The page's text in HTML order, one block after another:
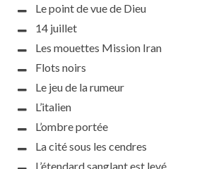
Le point de vue de Dieu
14 juillet
Les mouettes Mission Iran
Flots noirs
Le jeu de la rumeur
L’italien
L’ombre portée
La cité sous les cendres
L’étendard sanglant est levé